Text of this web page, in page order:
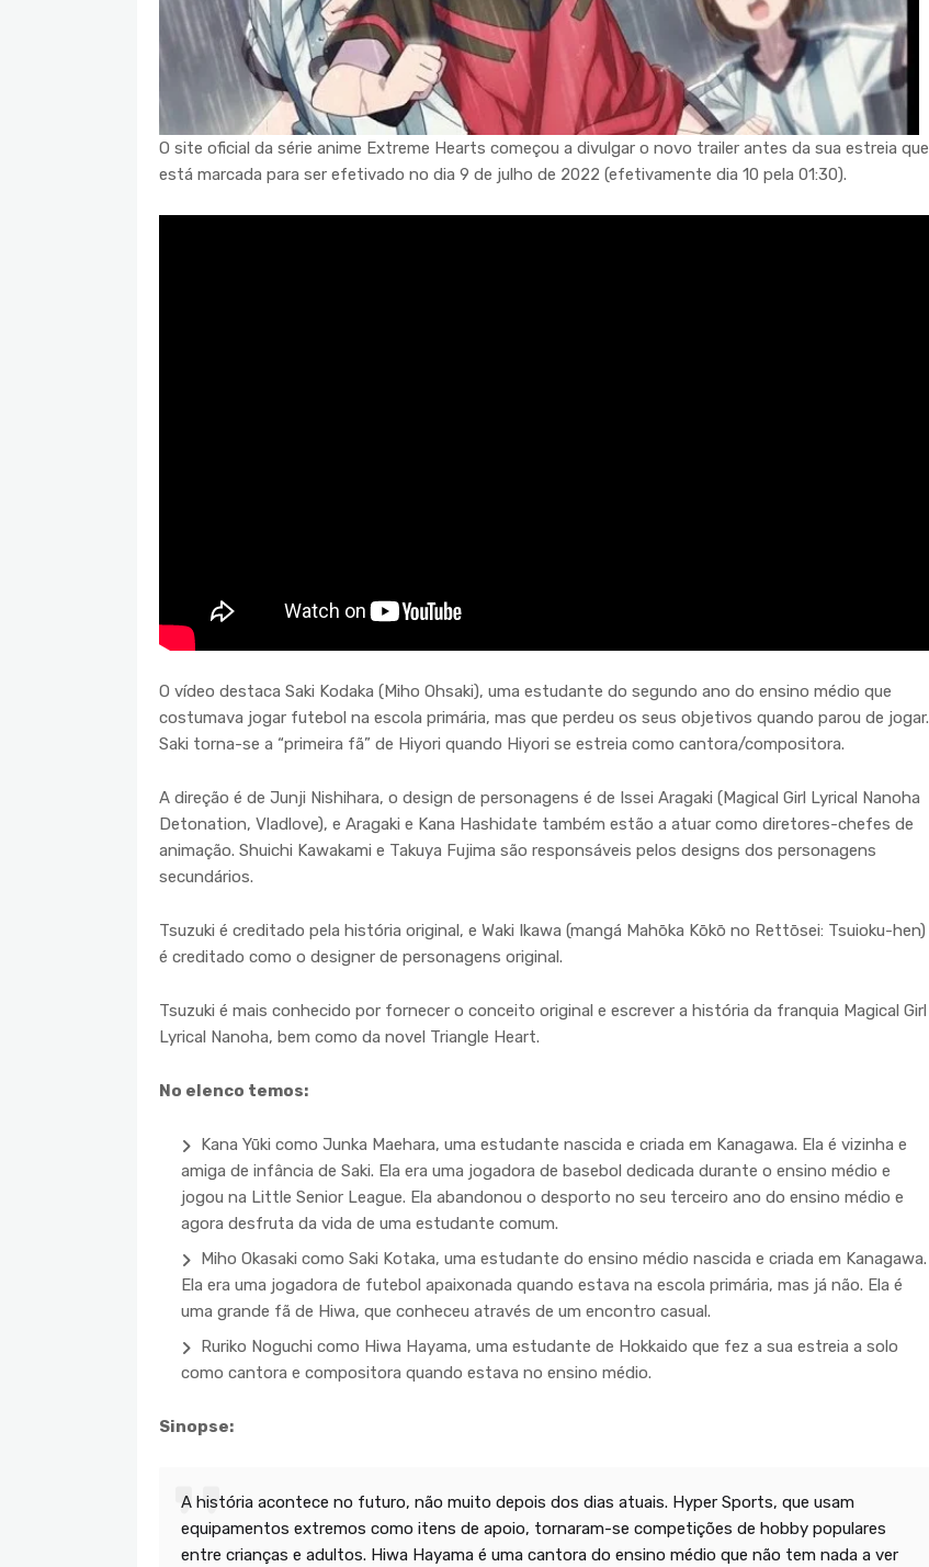
O site oficial da série anime Extreme Hearts começou a divulgar o novo trailer antes da sua estreia que
está marcada para ser efetivado no dia 9 de julho de 2022 (efetivamente dia 10 pela 01:30).
O vídeo destaca Saki Kodaka (Miho Ohsaki), uma estudante do segundo ano do ensino médio que
costumava jogar futebol na escola primária, mas que perdeu os seus objetivos quando parou de jogar.
Saki torna-se a “primeira fã” de Hiyori quando Hiyori se estreia como cantora/compositora.
A direção é de Junji Nishihara, o design de personagens é de Issei Aragaki (Magical Girl Lyrical Nanoha
Detonation, Vladlove), e Aragaki e Kana Hashidate também estão a atuar como diretores-chefes de
animação. Shuichi Kawakami e Takuya Fujima são responsáveis pelos designs dos personagens
secundários.
Tsuzuki é creditado pela história original, e Waki Ikawa (mangá Mahōka Kōkō no Rettōsei: Tsuioku-hen)
é creditado como o designer de personagens original.
Tsuzuki é mais conhecido por fornecer o conceito original e escrever a história da franquia Magical Girl
Lyrical Nanoha, bem como da novel Triangle Heart.
No elenco temos:
Kana Yūki como Junka Maehara, uma estudante nascida e criada em Kanagawa. Ela é vizinha e
amiga de infância de Saki. Ela era uma jogadora de basebol dedicada durante o ensino médio e
jogou na Little Senior League. Ela abandonou o desporto no seu terceiro ano do ensino médio e
agora desfruta da vida de uma estudante comum.
Miho Okasaki como Saki Kotaka, uma estudante do ensino médio nascida e criada em Kanagawa.
Ela era uma jogadora de futebol apaixonada quando estava na escola primária, mas já não. Ela é
uma grande fã de Hiwa, que conheceu através de um encontro casual.
Ruriko Noguchi como Hiwa Hayama, uma estudante de Hokkaido que fez a sua estreia a solo
como cantora e compositora quando estava no ensino médio.
Sinopse:
A história acontece no futuro, não muito depois dos dias atuais. Hyper Sports, que usam
equipamentos extremos como itens de apoio, tornaram-se competições de hobby populares
entre crianças e adultos. Hiwa Hayama é uma cantora do ensino médio que não tem nada a ver